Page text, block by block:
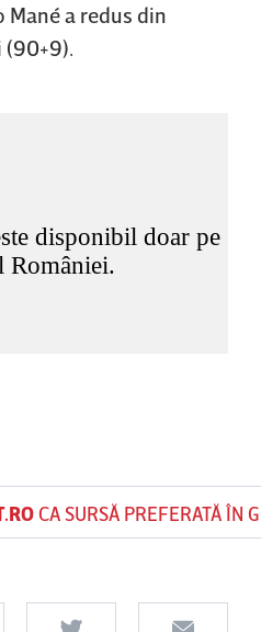
Mané a redus din
CA SURSĂ PREFERATĂ ÎN